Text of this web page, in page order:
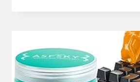
ML
–
NEUWAGEN-